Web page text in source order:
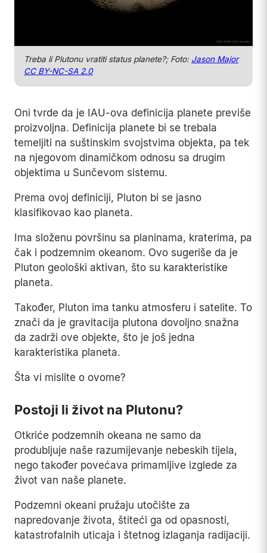
Treba li Plutonu vratiti status planete?; Foto: Jason Major
CC BY-NC-SA 2.0
Oni tvrde da je IAU-ova definicija planete previše
proizvoljna. Definicija planete bi se trebala
temeljiti na suštinskim svojstvima objekta, pa tek
na njegovom dinamičkom odnosu sa drugim
objektima u Sunčevom sistemu.
Prema ovoj definiciji, Pluton bi se jasno
klasifikovao kao planeta.
Ima složenu površinu sa planinama, kraterima, pa
čak i podzemnim okeanom. Ovo sugeriše da je
Pluton geološki aktivan, što su karakteristike
planeta.
Također, Pluton ima tanku atmosferu i satelite. To
znači da je gravitacija plutona dovoljno snažna
da zadrži ove objekte, što je još jedna
karakteristika planeta.
Šta vi mislite o ovome?
Postoji li život na Plutonu?
Otkriće podzemnih okeana ne samo da
produbljuje naše razumijevanje nebeskih tijela,
nego također povećava primamljive izglede za
život van naše planete.
Podzemni okeani pružaju utočište za
napredovanje života, štiteći ga od opasnosti,
katastrofalnih uticaja i štetnog izlaganja radijaciji.